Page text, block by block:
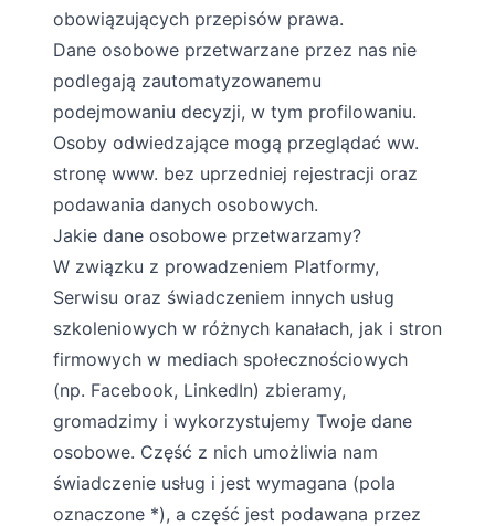
obowiązujących przepisów prawa.
Dane osobowe przetwarzane przez nas nie
podlegają zautomatyzowanemu
podejmowaniu decyzji, w tym profilowaniu.
Osoby odwiedzające mogą przeglądać ww.
stronę www. bez uprzedniej rejestracji oraz
podawania danych osobowych.
Jakie dane osobowe przetwarzamy?
W związku z prowadzeniem Platformy,
Serwisu oraz świadczeniem innych usług
szkoleniowych w różnych kanałach, jak i stron
firmowych w mediach społecznościowych
(np. Facebook, LinkedIn) zbieramy,
gromadzimy i wykorzystujemy Twoje dane
osobowe. Część z nich umożliwia nam
świadczenie usług i jest wymagana (pola
oznaczone *), a część jest podawana przez